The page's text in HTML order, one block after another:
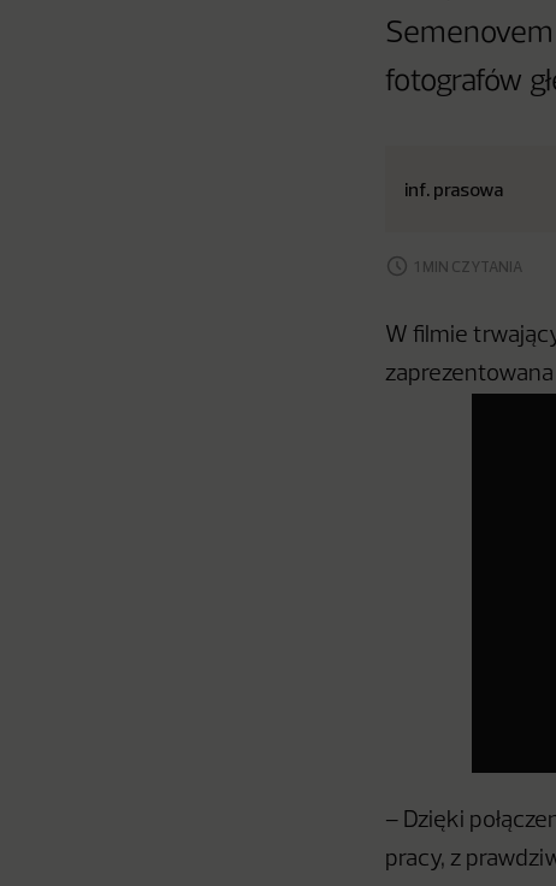
fotografów
inf. prasowa
1 MIN CZYTANIA
W filmie
– Dzięki
pracy, z